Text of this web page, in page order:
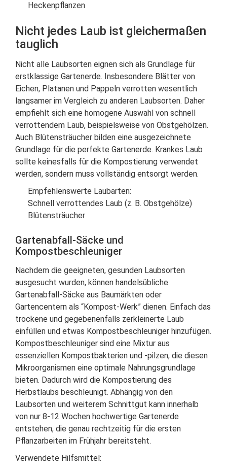
Heckenpflanzen
Nicht jedes Laub ist gleichermaßen
tauglich
Nicht alle Laubsorten eignen sich als Grundlage für
erstklassige Gartenerde. Insbesondere Blätter von
Eichen, Platanen und Pappeln verrotten wesentlich
langsamer im Vergleich zu anderen Laubsorten. Daher
empfiehlt sich eine homogene Auswahl von schnell
verrottendem Laub, beispielsweise von Obstgehölzen.
Auch Blütensträucher bilden eine ausgezeichnete
Grundlage für die perfekte Gartenerde. Krankes Laub
sollte keinesfalls für die Kompostierung verwendet
werden, sondern muss vollständig entsorgt werden.
Empfehlenswerte Laubarten:
Schnell verrottendes Laub (z. B. Obstgehölze)
Blütensträucher
Gartenabfall-Säcke und
Kompostbeschleuniger
Nachdem die geeigneten, gesunden Laubsorten
ausgesucht wurden, können handelsübliche
Gartenabfall-Säcke aus Baumärkten oder
Gartencentern als “Kompost-Werk” dienen. Einfach das
trockene und gegebenenfalls zerkleinerte Laub
einfüllen und etwas Kompostbeschleuniger hinzufügen.
Kompostbeschleuniger sind eine Mixtur aus
essenziellen Kompostbakterien und -pilzen, die diesen
Mikroorganismen eine optimale Nahrungsgrundlage
bieten. Dadurch wird die Kompostierung des
Herbstlaubs beschleunigt. Abhängig von den
Laubsorten und weiterem Schnittgut kann innerhalb
von nur 8-12 Wochen hochwertige Gartenerde
entstehen, die genau rechtzeitig für die ersten
Pflanzarbeiten im Frühjahr bereitsteht.
Verwendete Hilfsmittel: